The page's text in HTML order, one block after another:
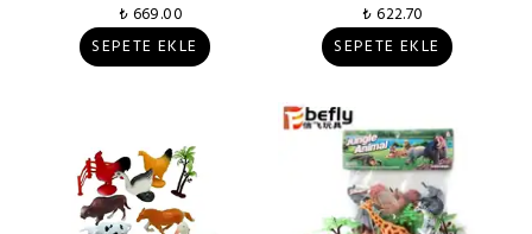
₺ 669.00
SEPETE EKLE
₺ 622.70
SEPETE EKLE